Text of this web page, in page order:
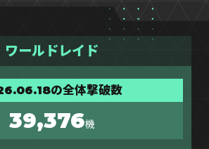
ワールドレイド
の全体撃破数
39,376機